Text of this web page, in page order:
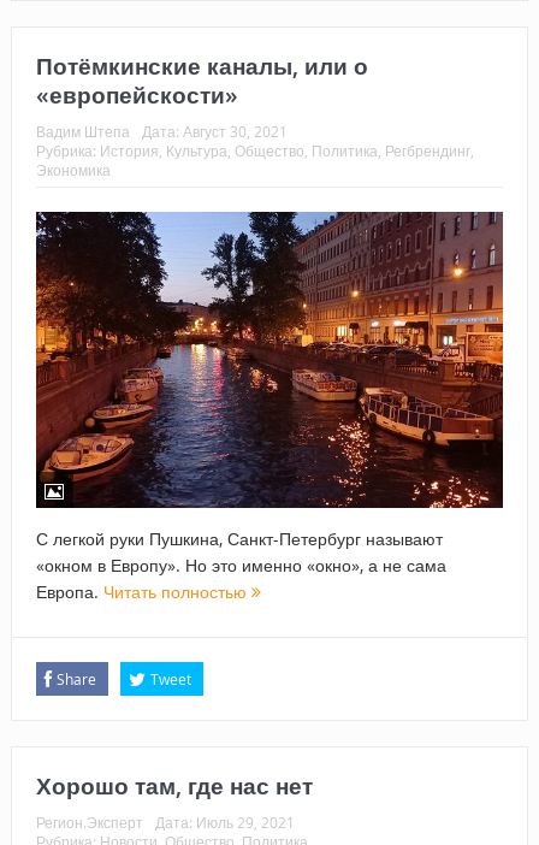
Потёмкинские каналы, или о
«европейскости»
Вадим Штепа Дата: Август 30, 2021
Рубрика: История, Культура, Общество, Политика, Регбрендинг,
Экономика
С легкой руки Пушкина, Санкт-Петербург называют
«окном в Европу». Но это именно «окно», а не сама
Европа. Читать полностью
Share Tweet
Хорошо там, где нас нет
Регион.Эксперт Дата: Июль 29, 2021